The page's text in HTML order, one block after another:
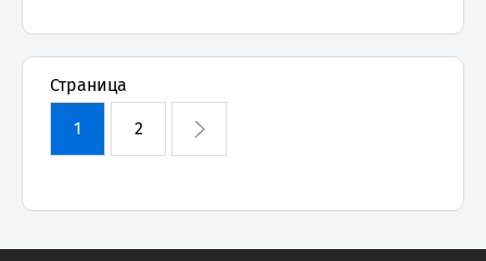
Страница
1 2